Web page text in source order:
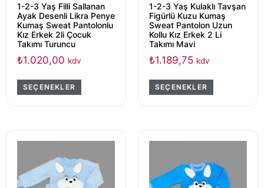
1-2-3 Yaş Filli Sallanan
Ayak Desenli Likra Penye
Kumaş Sweat Pantolonlu
Kız Erkek 2li Çocuk
Takımı Turuncu
₺1.020,00 kdv
SEÇENEKLER
1-2-3 Yaş Kulaklı Tavşan
Figürlü Kuzu Kumaş
Sweat Pantolon Uzun
Kollu Kız Erkek 2 Li
Takımı Mavi
₺1.189,75 kdv
SEÇENEKLER